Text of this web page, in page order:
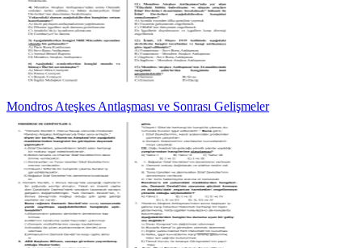
Mondros Ateşkes Antlaşması ve Sonrası Gelişmeler